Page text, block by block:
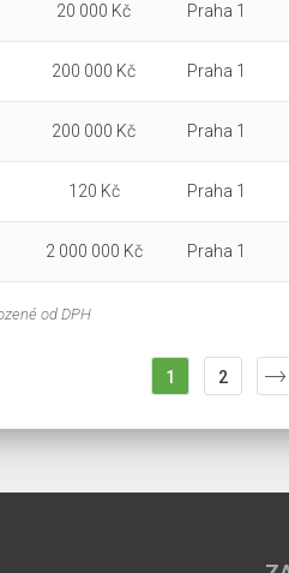
20 000 Kč Praha 1
200 000 Kč Praha 1
200 000 Kč Praha 1
120 Kč Praha 1
2 000 000 Kč Praha 1
od DPH
1 2